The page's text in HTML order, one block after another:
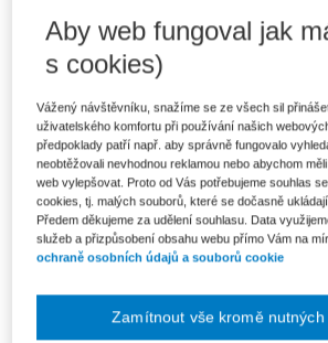
E-kniha Smarteca
Co je Smarteca?
Upozorňujeme, že v období od 1.8. do
důvodů nemůžeme vystavovat daňové
zaslány dodatečně e-mailem.
ks
Ke stažení
Aby web fungoval jak
s cookies)
Vážený návštěvníku, snažíme se ze všech sil
uživatelského komfortu při používání našich
předpoklady patří např. aby správně fungovalo
neobtěžovali nevhodnou reklamou nebo abychom
web vylepšovat. Proto od Vás potřebujeme souhlas
cookies, tj. malých souborů, které se dočasně
Předem děkujeme za udělení souhlasu. Data
služeb a přizpůsobení obsahu webu přímo Vám na
ochraně osobních údajů a souborů cookie
Zamítnout vše kromě nutných